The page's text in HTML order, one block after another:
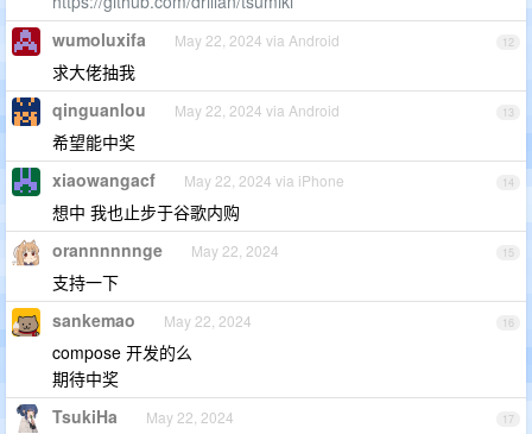
12
wumoluxifa May 22, 2024 via Android
求大佬抽我
13
qinguanlou May 22, 2024 via Android
希望能中奖
14
xiaowangacf May 22, 2024 via iPhone
想中 我也止步于谷歌内购
15
orannnnnnge May 22, 2024
支持一下
16
sankemao May 22, 2024
compose 开发的么
期待中奖
17
TsukiHa May 22, 2024